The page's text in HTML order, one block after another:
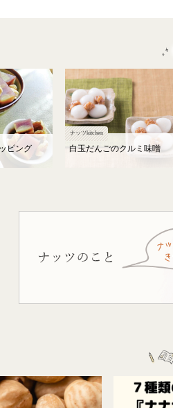
ピング
ナッツkitchen
白玉だんごのクルミ味噌